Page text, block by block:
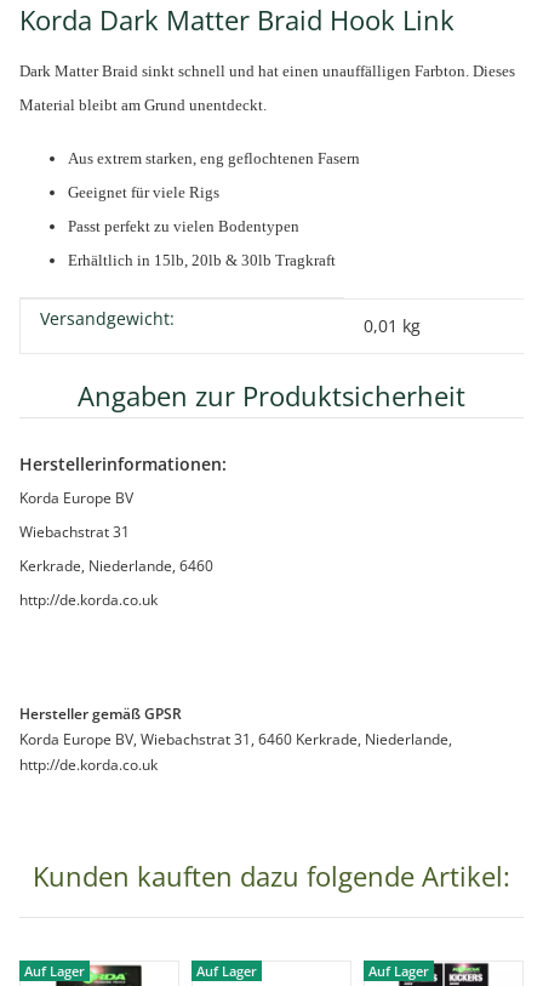
Korda Dark Matter Braid Hook Link
Dark Matter Braid sinkt schnell und hat einen unauffälligen Farbton. Dieses
Material bleibt am Grund unentdeckt.
Aus extrem starken, eng geflochtenen Fasern
Geeignet für viele Rigs
Passt perfekt zu vielen Bodentypen
Erhältlich in 15lb, 20lb & 30lb Tragkraft
Produkteigenschaft
Wert
Versandgewicht: 0,01 kg
Angaben zur Produktsicherheit
Herstellerinformationen:
Korda Europe BV
Wiebachstrat 31
Kerkrade, Niederlande, 6460
http://de.korda.co.uk
Hersteller gemäß GPSR
Korda Europe BV, Wiebachstrat 31, 6460 Kerkrade, Niederlande,
http://de.korda.co.uk
Kunden kauften dazu folgende Artikel:
Auf Lager Auf Lager Auf Lager